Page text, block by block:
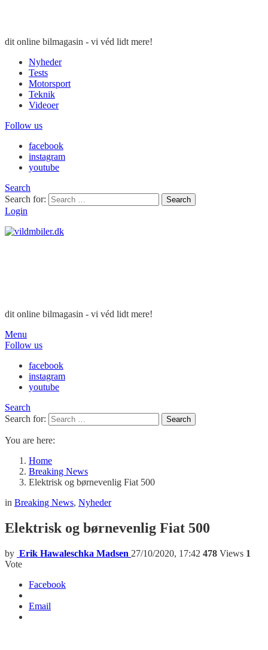
dit online bilmagasin - vi véd lidt mere!
Nyheder
Tests
Motorsport
Teknik
Videoer
Follow us
facebook
instagram
youtube
Search
Search for:
Search
Login
dit online bilmagasin - vi véd lidt mere!
Menu
Follow us
facebook
instagram
youtube
Search
Search for:
Search
You are here:
Home
Breaking News
Elektrisk og børnevenlig Fiat 500
in Breaking News, Nyheder
Elektrisk og børnevenlig Fiat 500
by Erik Hawaleschka Madsen 27/10/2020, 17:42 478 Views 1
Vote
Facebook
Email